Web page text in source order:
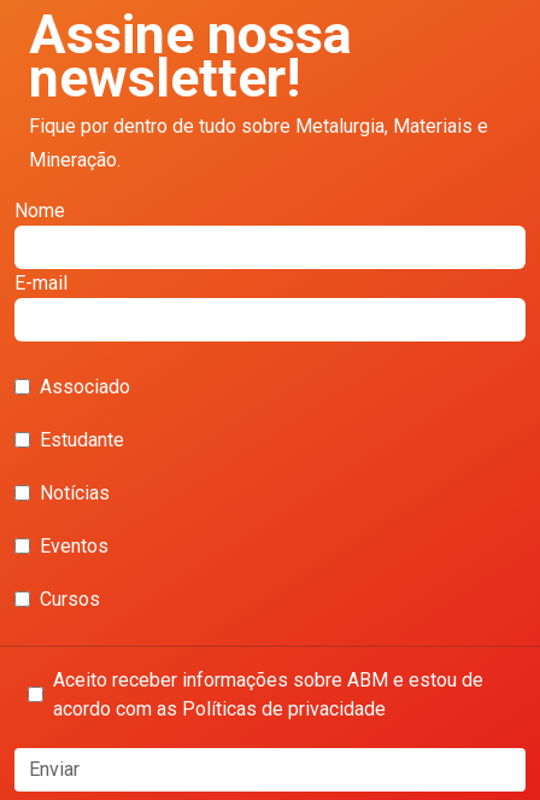
Assine nossa
newsletter!
Fique por dentro de tudo sobre Metalurgia, Materiais e
Mineração.
Nome
E-mail
Associado
Estudante
Notícias
Eventos
Cursos
Aceito receber informações sobre ABM e estou de
acordo com as Políticas de privacidade
Enviar